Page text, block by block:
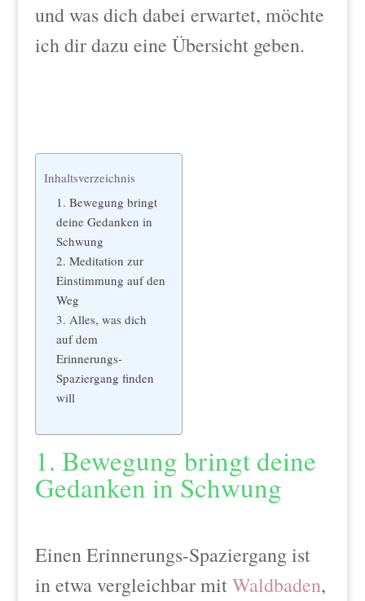
und was dich dabei erwartet, möchte
ich dir dazu eine Übersicht geben.
Inhaltsverzeichnis
1. Bewegung bringt
deine Gedanken in
Schwung
2. Meditation zur
Einstimmung auf den
Weg
3. Alles, was dich
auf dem
Erinnerungs-
Spaziergang finden
will
1. Bewegung bringt deine
Gedanken in Schwung
Einen Erinnerungs-Spaziergang ist
in etwa vergleichbar mitWaldbaden,